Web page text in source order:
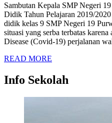
Sambutan Kepala SMP Negeri
Didik Tahun Pelajaran 2019/
didik kelas 9 SMP Negeri 19
situasi yang serba terbatas
Disease (Covid-19) perjalanan
READ MORE
Info Sekolah